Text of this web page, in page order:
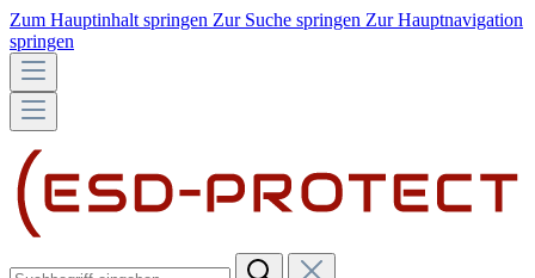
Zum Hauptinhalt springen Zur Suche springen Zur Hauptnavigation
springen